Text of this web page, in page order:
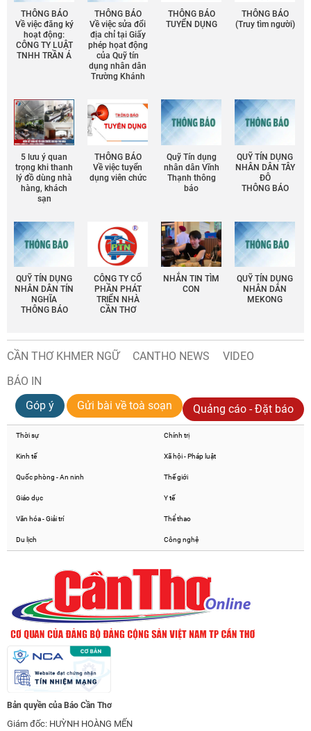
THÔNG BÁO
Về việc đăng ký
hoạt động:
CÔNG TY LUẬT
TNHH TRẦN Á
THÔNG BÁO
Về việc sửa đổi
địa chỉ tại Giấy
phép họat động
của Quỹ tín
dụng nhân dân
Trường Khánh
THÔNG BÁO
TUYỂN DỤNG
THÔNG BÁO
(Truy tìm người)
5 lưu ý quan
trọng khi thanh
lý đồ dùng nhà
hàng, khách
sạn
THÔNG BÁO
Về việc tuyển
dụng viên chức
Quỹ Tín dụng
nhân dân Vĩnh
Thạnh thông
báo
QUỸ TÍN DỤNG
NHÂN DÂN TÂY
ĐÔ
THÔNG BÁO
QUỸ TÍN DỤNG
NHÂN DÂN TÍN
NGHĨA
THÔNG BÁO
CÔNG TY CỔ
PHẦN PHÁT
TRIỂN NHÀ
CẦN THƠ
NHẮN TIN TÌM
CON
QUỸ TÍN DỤNG
NHÂN DÂN
MEKONG
CẦN THƠ KHMER NGỮ CANTHO NEWS
VIDEO
BÁO IN
Góp ý
Gửi bài về toà soạn Quảng cáo - Đặt báo
Thời sự Chính trị
Kinh tế Xã hội - Pháp luật
Quốc phòng - An ninh Thế giới
Giáo dục Y tế
Văn hóa - Giải trí Thể thao
Du lịch Công nghệ
Bản quyền của Báo Cần Thơ
Giám đốc: HUỲNH HOÀNG MẾN